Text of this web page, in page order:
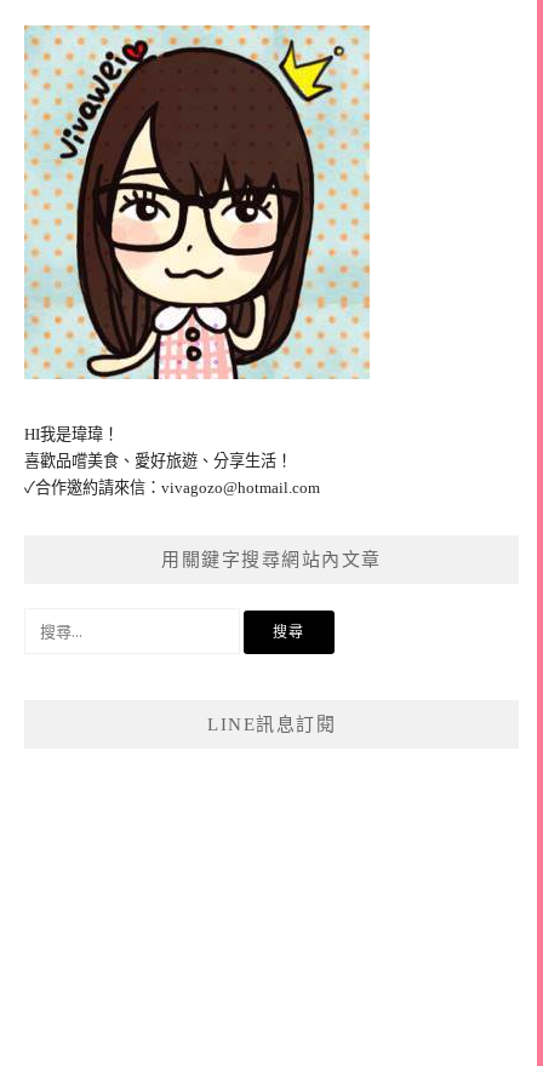
HI我是瑋瑋！
喜歡品嚐美食、愛好旅遊、分享生活！
✓合作邀約請來信： vivagozo@hotmail.com
用關鍵字搜尋網站內文章
LINE訊息訂閱